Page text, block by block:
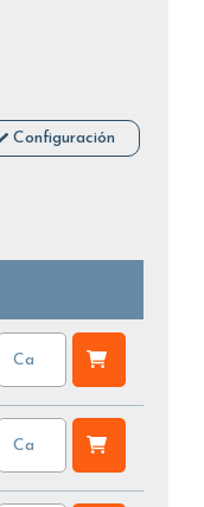
Configuración